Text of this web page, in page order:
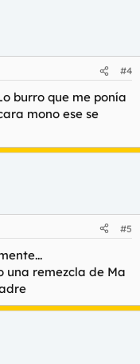
#4
burro que me ponía
mono ese se
#5
una remezcla de Ma